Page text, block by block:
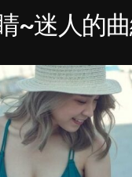
~迷人的曲